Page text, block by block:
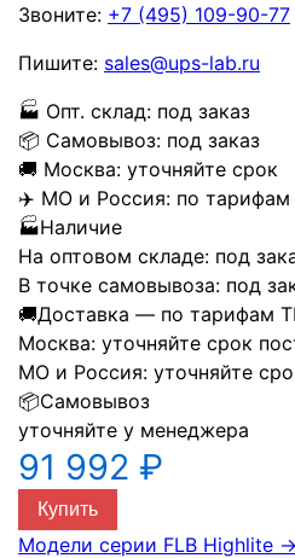
Звоните: +7 (495) 109-90-77
Пишите: sales@ups-lab.ru
🏭 Опт. склад: под заказ
📦 Самовывоз: под заказ
🚚 Москва: уточняйте срок
✈️ МО и Россия: по
🏭Наличие
На оптовом складе: под
В точке самовывоза: под
🚚Доставка — по тарифам
Москва: уточняйте срок
МО и Россия: уточняйте
📦Самовывоз
уточняйте у менеджера
91 992 ₽
Купить
Модели серии FLB Highlite →